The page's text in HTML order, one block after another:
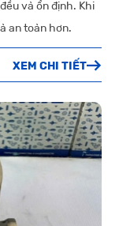
và ổn định. Khi
an toàn hơn.
XEM CHI TIẾT